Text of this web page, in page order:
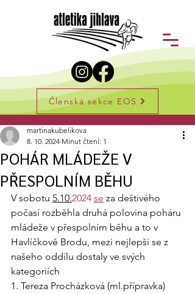
Členská sekce EOS
Příspěvek
POHÁR MLÁDEŽE V
PŘESPOLNÍM BĚHU
martinakubelikova
8. 10. 2024 Minut čtení: 1
V sobotu 5.10.2024 se za deštivého
počasí rozběhla druhá polovina poháru
mládeže v přespolním běhu a to v
Havlíčkově Brodu, mezi nejlepší se z
našeho oddílu dostaly ve svých
kategoriích
1. Tereza Procházková (ml.přípravka)